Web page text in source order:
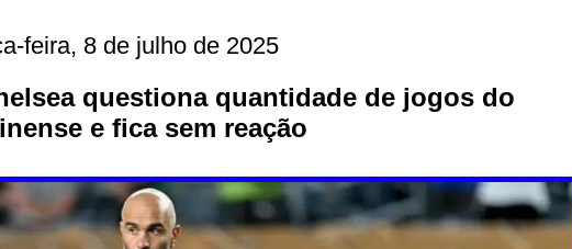
feira, 8 de julho de 2025
questiona quantidade de jogos do
e fica sem reação